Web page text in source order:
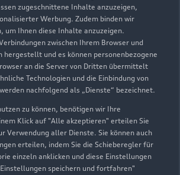
zugeschnittene Inhalte anzuzeigen,
Werbung. Zudem binden wir
um Ihnen diese Inhalte anzuzeigen.
zwischen Ihrem Browser und
hergestellt und es können personenbezogene
an die Server von Dritten übermittelt
Technologien und die Einbindung von
nachfolgend als „Dienste“ bezeichnet.
zu können, benötigen wir Ihre
Klick auf "Alle akzeptieren" erteilen Sie
Verwendung aller Dienste. Sie können auch
erteilen, indem Sie die Schieberegler für
einzeln anklicken und diese Einstellungen
speichern und fortfahren"
50
herunterladen